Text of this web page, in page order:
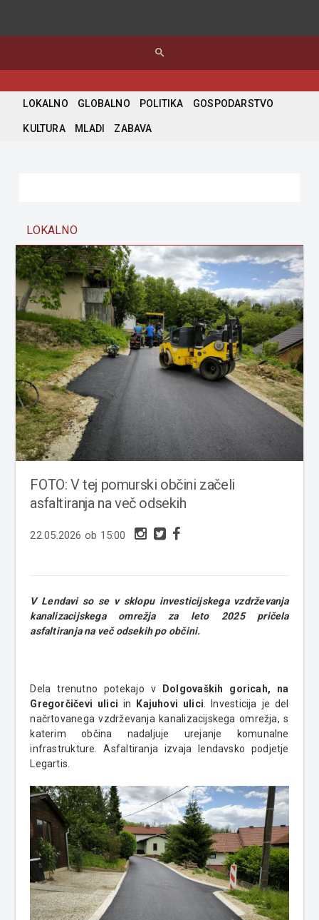
search
LOKALNO GLOBALNO POLITIKA GOSPODARSTVO
KULTURA MLADI ZABAVA
LOKALNO
FOTO: V tej pomurski občini začeli
asfaltiranja na več odsekih
22.05.2026 ob 15:00
V Lendavi so se v sklopu investicijskega vzdrževanja
kanalizacijskega omrežja za leto 2025 pričela
asfaltiranja na več odsekih po občini.
Dela trenutno potekajo v
Dolgovaških goricah, na
Gregorčičevi ulici in Kajuhovi ulici. Investicija je del
načrtovanega vzdrževanja kanalizacijskega omrežja, s
katerim občina nadaljuje urejanje komunalne
infrastrukture. Asfaltiranja izvaja lendavsko podjetje
Legartis.